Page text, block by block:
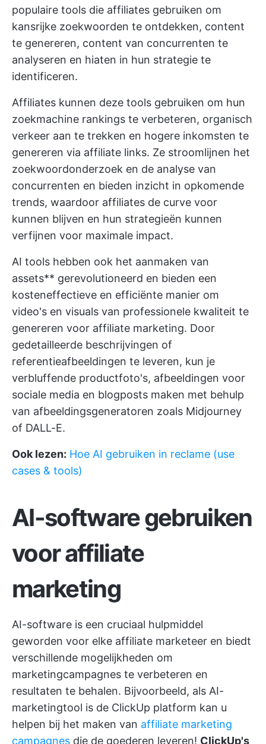
populaire tools die affiliates gebruiken om
kansrijke zoekwoorden te ontdekken, content
te genereren, content van concurrenten te
analyseren en hiaten in hun strategie te
identificeren.
Affiliates kunnen deze tools gebruiken om hun
zoekmachine rankings te verbeteren, organisch
verkeer aan te trekken en hogere inkomsten te
genereren via affiliate links. Ze stroomlijnen het
zoekwoordonderzoek en de analyse van
concurrenten en bieden inzicht in opkomende
trends, waardoor affiliates de curve voor
kunnen blijven en hun strategieën kunnen
verfijnen voor maximale impact.
AI tools hebben ook het aanmaken van
assets** gerevolutioneerd en bieden een
kosteneffectieve en efficiënte manier om
video's en visuals van professionele kwaliteit te
genereren voor affiliate marketing. Door
gedetailleerde beschrijvingen of
referentieafbeeldingen te leveren, kun je
verbluffende productfoto's, afbeeldingen voor
sociale media en blogposts maken met behulp
van afbeeldingsgeneratoren zoals Midjourney
of DALL-E.
Ook lezen: Hoe AI gebruiken in reclame (use
cases & tools)
AI-software gebruiken
voor affiliate
marketing
AI-software is een cruciaal hulpmiddel
geworden voor elke affiliate marketeer en biedt
verschillende mogelijkheden om
marketingcampagnes te verbeteren en
resultaten te behalen. Bijvoorbeeld, als AI-
marketingtool is de ClickUp platform kan u
helpen bij het maken van affiliate marketing
campagnes die de goederen leveren! ClickUp's